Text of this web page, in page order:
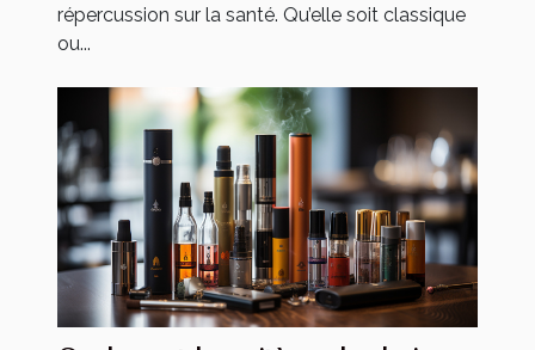
répercussion sur la santé. Qu’elle soit classique
ou...